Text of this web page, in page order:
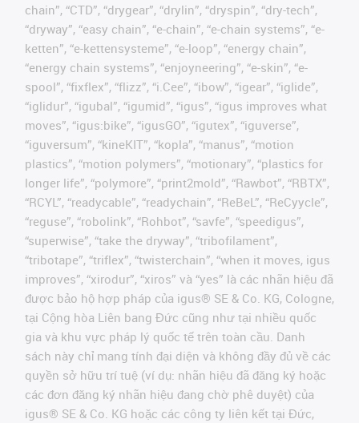
chain”, “CTD”, “drygear”, “drylin”, “dryspin”, “dry-tech”,
“dryway”, “easy chain”, “e-chain”, “e-chain systems”, “e-
ketten”, “e-kettensysteme”, “e-loop”, “energy chain”,
“energy chain systems”, “enjoyneering”, “e-skin”, “e-
spool”, “fixflex”, “flizz”, “i.Cee”, “ibow”, “igear”, “iglide”,
“iglidur”, “igubal”, “igumid”, “igus”, “igus improves what
moves”, “igus:bike”, “igusGO”, “igutex”, “iguverse”,
“iguversum”, “kineKIT”, “kopla”, “manus”, “motion
plastics”, “motion polymers”, “motionary”, “plastics for
longer life”, “polymore”, “print2mold”, “Rawbot”, “RBTX”,
“RCYL”, “readycable”, “readychain”, “ReBeL”, “ReCyycle”,
“reguse”, “robolink”, “Rohbot”, “savfe”, “speedigus”,
“superwise”, “take the dryway”, “tribofilament”,
“tribotape”, “triflex”, “twisterchain”, “when it moves, igus
improves”, “xirodur”, “xiros” và “yes” là các nhãn hiệu đã
được bảo hộ hợp pháp của igus® SE & Co. KG, Cologne,
tại Cộng hòa Liên bang Đức cũng như tại nhiều quốc
gia và khu vực pháp lý quốc tế trên toàn cầu. Danh
sách này chỉ mang tính đại diện và không đầy đủ về các
quyền sở hữu trí tuệ (ví dụ: nhãn hiệu đã đăng ký hoặc
các đơn đăng ký nhãn hiệu đang chờ phê duyệt) của
igus® SE & Co. KG hoặc các công ty liên kết tại Đức,